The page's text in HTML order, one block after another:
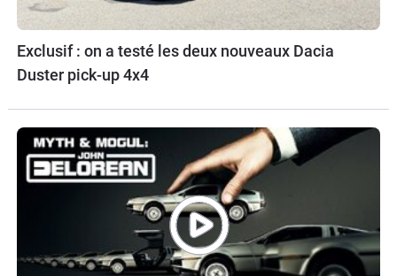
Exclusif : on a testé les deux nouveaux Dacia
Duster pick-up 4x4